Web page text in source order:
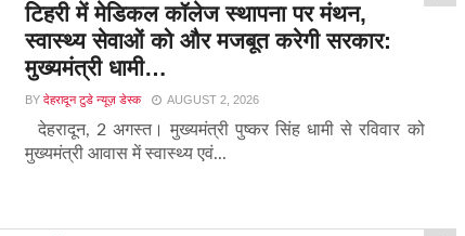
टिहरी में मेडिकल कॉलेज स्थापना पर मंथन,
स्वास्थ्य सेवाओं को और मजबूत करेगी सरकार:
मुख्यमंत्री धामी…
BY देहरादून टुडे न्यूज़ डेस्क AUGUST 2, 2026
देहरादून, 2 अगस्त। मुख्यमंत्री पुष्कर सिंह धामी से रविवार को
मुख्यमंत्री आवास में स्वास्थ्य एवं...